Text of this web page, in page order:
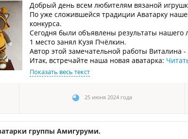
Добрый день всем любителям вязаной
По уже сложившейся традиции Аватарку
конкурса.
Сегодня были объявлены результаты
1 место занял Кузя Пчёлкин.
Автор этой замечательной работы
Итак, встречайте наша новая аватарка:
Показать весь текст
25 июня 2024 года
группы Амигуруми.